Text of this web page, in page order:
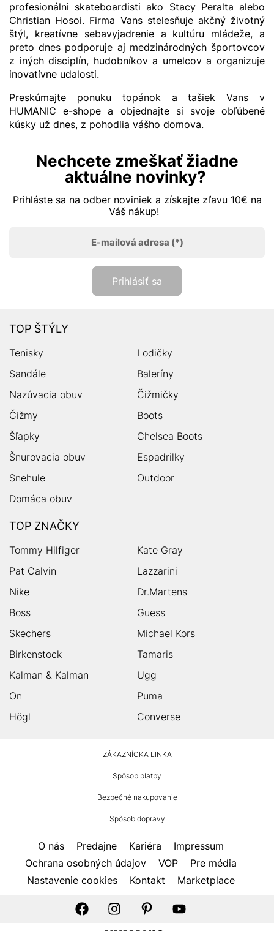
profesionálni skateboardisti ako Stacy Peralta alebo
Christian Hosoi. Firma Vans stelesňuje akčný životný
štýl, kreatívne sebavyjadrenie a kultúru mládeže, a
preto dnes podporuje aj medzinárodných športovcov
z iných disciplín, hudobníkov a umelcov a organizuje
inovatívne udalosti.
Preskúmajte ponuku topánok a tašiek Vans v
HUMANIC e-shope a objednajte si svoje obľúbené
kúsky už dnes, z pohodlia vášho domova.
Nechcete zmeškať žiadne
aktuálne novinky?
Prihláste sa na odber noviniek a získajte zľavu 10€ na
Váš nákup!
E-mailová adresa (*)
Prihlásiť sa
TOP ŠTÝLY
Tenisky
Lodičky
Sandále
Baleríny
Nazúvacia obuv
Čižmičky
Čižmy
Boots
Šľapky
Chelsea Boots
Šnurovacia obuv
Espadrilky
Snehule
Outdoor
Domáca obuv
TOP ZNAČKY
Tommy Hilfiger
Kate Gray
Pat Calvin
Lazzarini
Nike
Dr.Martens
Boss
Guess
Skechers
Michael Kors
Birkenstock
Tamaris
Kalman & Kalman
Ugg
On
Puma
Högl
Converse
ZÁKAZNÍCKA LINKA
Spôsob platby
Bezpečné nakupovanie
Spôsob dopravy
O nás Predajne Kariéra
Impressum
Ochrana osobných údajov
VOP
Pre média
Nastavenie cookies
Kontakt Marketplace